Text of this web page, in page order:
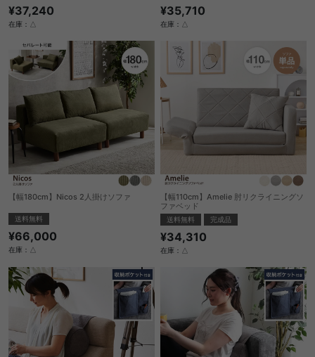
¥37,240
在庫：△
¥35,710
在庫：△
【幅180cm】Nicos 2人掛けソファ
送料無料
¥66,000
在庫：△
【幅110cm】Amelie 肘リクライニングソ
ファベッド
送料無料 完成品
¥34,310
在庫：△